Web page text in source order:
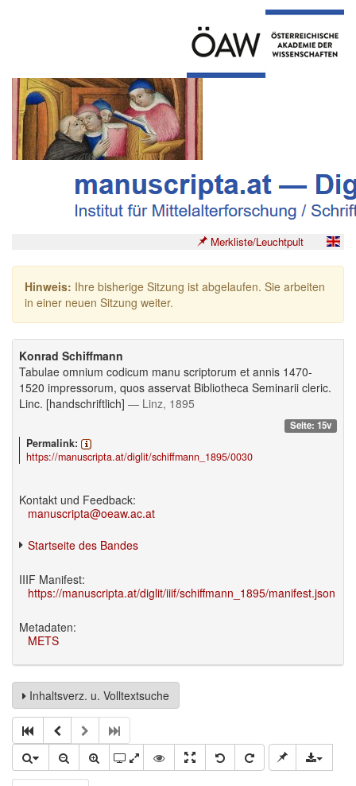
Merkliste/Leuchtpult
Hinweis: Ihre bisherige Sitzung ist abgelaufen. Sie arbeiten
in einer neuen Sitzung weiter.
Konrad Schiffmann
Tabulae omnium codicum manu scriptorum et annis 1470-
1520 impressorum, quos asservat Bibliotheca Seminarii cleric.
Linc. [handschriftlich] — Linz, 1895
Seite: 15v
Permalink:
https://manuscripta.at/diglit/schiffmann_1895/0030
Kontakt und Feedback:
manuscripta@oeaw.ac.at
Startseite des Bandes
IIIF Manifest:
https://manuscripta.at/diglit/iiif/schiffmann_1895/manifest.json
Metadaten:
METS
Inhaltsverz. u. Volltextsuche